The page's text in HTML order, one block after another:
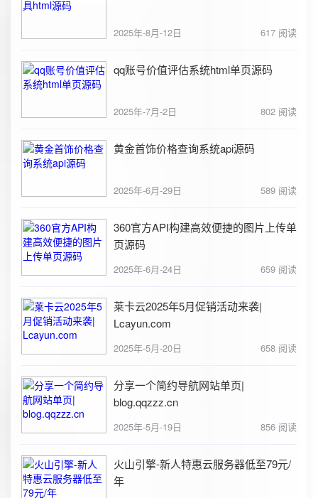
2025年-8月-12日 617 阅读
qq账号价值评估系统html单页源码
2025年-7月-2日 802 阅读
黄金首饰价格查询系统api源码
2025年-6月-29日 589 阅读
360官方API构建高效便捷的图片上传单
页源码
2025年-6月-24日 659 阅读
莱卡云2025年5月促销活动来袭|
Lcayun.com
2025年-5月-20日 658 阅读
分享一个简约导航网站单页|
blog.qqzzz.cn
2025年-5月-19日 856 阅读
火山引擎-新人特惠云服务器低至79元/
年